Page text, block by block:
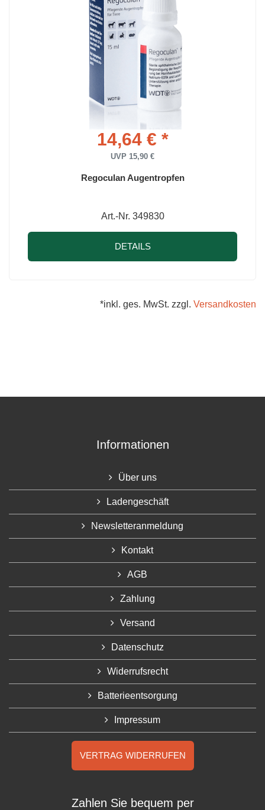
14,64 € *
UVP 15,90 €
Regoculan Augentropfen
Art.-Nr. 349830
DETAILS
*inkl. ges. MwSt. zzgl. Versandkosten
Informationen
Über uns
Ladengeschäft
Newsletteranmeldung
Kontakt
AGB
Zahlung
Versand
Datenschutz
Widerrufsrecht
Batterieentsorgung
Impressum
VERTRAG WIDERRUFEN
Zahlen Sie bequem per